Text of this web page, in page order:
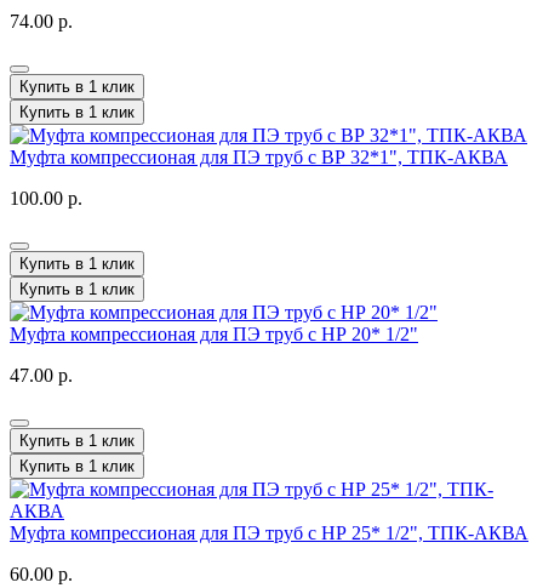
74.00 р.
Купить в 1 клик
Купить в 1 клик
Муфта компрессионая для ПЭ труб с ВР 32*1", ТПК-АКВА
100.00 р.
Купить в 1 клик
Купить в 1 клик
Муфта компрессионая для ПЭ труб с НР 20* 1/2"
47.00 р.
Купить в 1 клик
Купить в 1 клик
Муфта компрессионая для ПЭ труб с НР 25* 1/2", ТПК-АКВА
60.00 р.